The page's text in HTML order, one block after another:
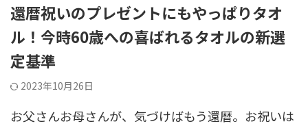
還暦祝いのプレゼントにもやっぱりタオ
ル！今時60歳への喜ばれるタオルの新選
定基準
2023年10月26日
お父さんお母さんが、気づけばもう還暦。お祝いは